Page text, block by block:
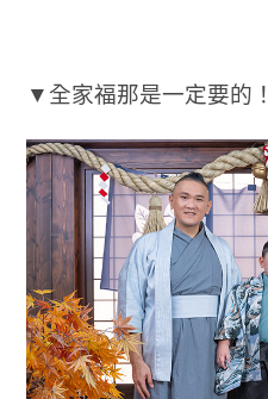
▼全家福那是一定要的！